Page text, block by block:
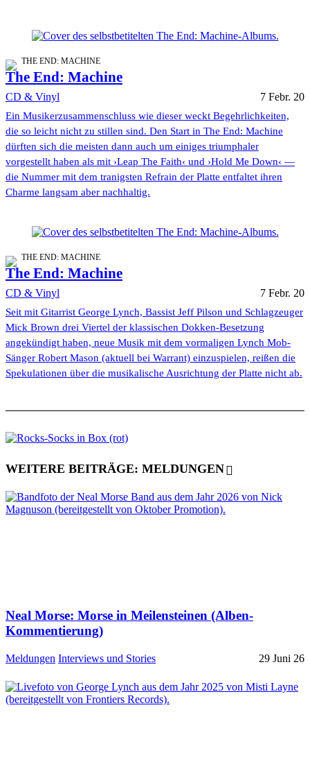
THE END: MACHINE
The End: Machine
CD & Vinyl 7 Febr. 20
Ein Musikerzusammenschluss wie dieser weckt Begehrlichkeiten,
die so leicht nicht zu stillen sind. Den Start in The End: Machine
dürften sich die meisten dann auch um einiges triumphaler
vorgestellt haben als mit ›Leap The Faith‹ und ›Hold Me Down‹ —
die Nummer mit dem tranigsten Refrain der Platte entfaltet ihren
Charme langsam aber nachhaltig.
THE END: MACHINE
The End: Machine
CD & Vinyl 7 Febr. 20
Seit mit Gitarrist George Lynch, Bassist Jeff Pilson und Schlagzeuger
Mick Brown drei Viertel der klassischen Dokken-Besetzung
angekündigt haben, neue Musik mit dem vormaligen Lynch Mob-
Sänger Robert Mason (aktuell bei Warrant) einzuspielen, reißen die
Spekulationen über die musikalische Ausrichtung der Platte nicht ab.
WEITERE BEITRÄGE: MELDUNGEN
Neal Morse: Morse in Meilensteinen (Alben-
Kommentierung)
Meldungen Interviews und Stories 29 Juni 26